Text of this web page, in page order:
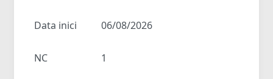
Data inici 06/08/2026
NC 1